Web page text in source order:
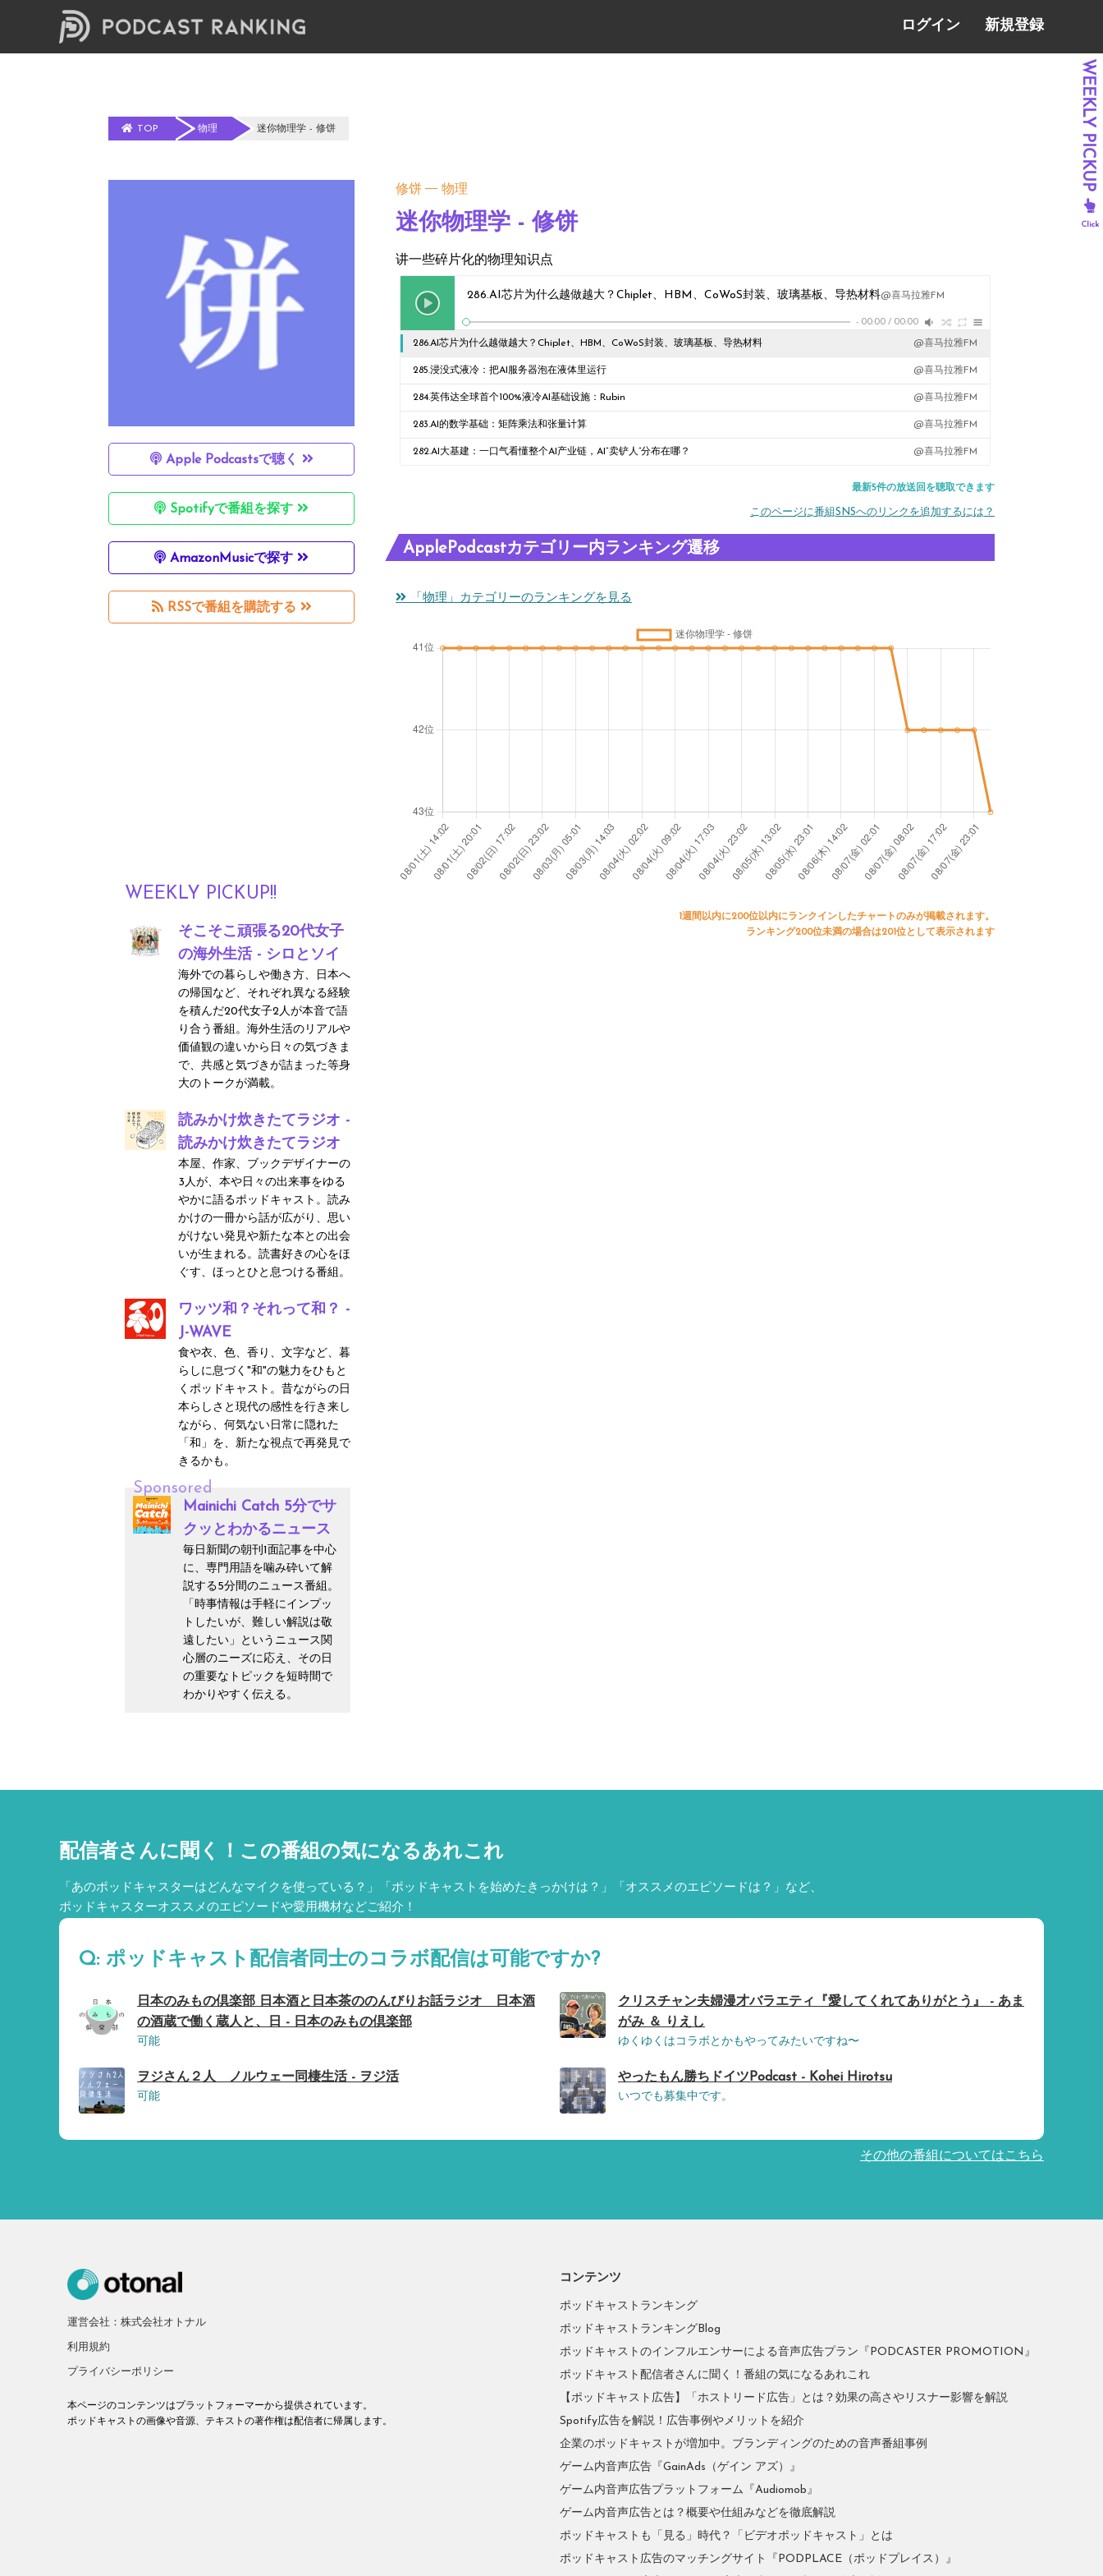
ログイン 新規登録
TOP 物理 迷你物理学 - 修饼
Apple Podcastsで聴く
Spotifyで番組を探す
AmazonMusicで探す
RSSで番組を購読する
WEEKLY PICKUP!!
そこそこ頑張る20代女子
の海外生活 - シロとソイ
海外での暮らしや働き方、日本へ
の帰国など、それぞれ異なる経験
を積んだ20代女子2人が本音で語
り合う番組。海外生活のリアルや
価値観の違いから日々の気づきま
で、共感と気づきが詰まった等身
大のトークが満載。
読みかけ炊きたてラジオ -
読みかけ炊きたてラジオ
本屋、作家、ブックデザイナーの
3人が、本や日々の出来事をゆる
やかに語るポッドキャスト。読み
かけの一冊から話が広がり、思い
がけない発見や新たな本との出会
いが生まれる。読書好きの心をほ
ぐす、ほっとひと息つける番組。
ワッツ和？それって和？ -
J-WAVE
食や衣、色、香り、文字など、暮
らしに息づく"和"の魅力をひもと
くポッドキャスト。昔ながらの日
本らしさと現代の感性を行き来し
ながら、何気ない日常に隠れた
「和」を、新たな視点で再発見で
きるかも。
Sponsored
Mainichi Catch 5分でサ
クッとわかるニュース
毎日新聞の朝刊1面記事を中心
に、専門用語を噛み砕いて解
説する5分間のニュース番組。
「時事情報は手軽にインプッ
トしたいが、難しい解説は敬
遠したい」というニュース関
心層のニーズに応え、その日
の重要なトピックを短時間で
わかりやすく伝える。
修饼 物理
迷你物理学 - 修饼
讲一些碎片化的物理知识点
286.AI芯片为什么越做越大？Chiplet、HBM、CoWoS封装、玻璃基板、导热材料@喜马拉雅FM
- 00:00 / 00:00
286.AI芯片为什么越做越大？Chiplet、HBM、CoWoS封装、玻璃基板、导热材料 @喜马拉雅FM
285.浸没式液冷：把AI服务器泡在液体里运行 @喜马拉雅FM
284.英伟达全球首个100%液冷AI基础设施：Rubin @喜马拉雅FM
283.AI的数学基础：矩阵乘法和张量计算 @喜马拉雅FM
282.AI大基建：一口气看懂整个AI产业链，AI“卖铲人”分布在哪？ @喜马拉雅FM
最新5件の放送回を聴取できます
このページに番組SNSへのリンクを追加するには？
ApplePodcastカテゴリー内ランキング遷移
「物理」カテゴリーのランキングを見る
1週間以内に200位以内にランクインしたチャートのみが掲載されます。
ランキング200位未満の場合は201位として表示されます
配信者さんに聞く！ この番組の気になるあれこれ
「あのポッドキャスターはどんなマイクを使っている？」「ポッドキャストを始めたきっかけは？」「オススメのエピソードは？」など、
ポッドキャスターオススメのエピソードや愛用機材などご紹介！
Q: ポッドキャスト配信者同士のコラボ配信は可能ですか?
日本のみもの倶楽部 日本酒と日本茶ののんびりお話ラジオ 日本酒
の酒蔵で働く蔵人と、日 - 日本のみもの倶楽部
可能
クリスチャン夫婦漫才バラエティ『愛してくれてありがとう』 - あま
がみ ＆ りえし
ゆくゆくはコラボとかもやってみたいですね〜
ヲジさん２人 ノルウェー同棲生活 - ヲジ活
可能
やったもん勝ちドイツPodcast - Kohei Hirotsu
いつでも募集中です。
その他の番組についてはこちら
運営会社：株式会社オトナル
利用規約
プライバシーポリシー
本ページのコンテンツはプラットフォーマーから提供されています。
ポッドキャストの画像や音源、テキストの著作権は配信者に帰属します。
コンテンツ
ポッドキャストランキング
ポッドキャストランキングBlog
ポッドキャストのインフルエンサーによる音声広告プラン『PODCASTER PROMOTION』
ポッドキャスト配信者さんに聞く！番組の気になるあれこれ
【ポッドキャスト広告】「ホストリード広告」とは？効果の高さやリスナー影響を解説
Spotify広告を解説！広告事例やメリットを紹介
企業のポッドキャストが増加中。ブランディングのための音声番組事例
ゲーム内音声広告『GainAds（ゲイン アズ）』
ゲーム内音声広告プラットフォーム『Audiomob』
ゲーム内音声広告とは？概要や仕組みなどを徹底解説
ポッドキャストも「見る」時代？「ビデオポッドキャスト」とは
ポッドキャスト広告のマッチングサイト『PODPLACE（ポッドプレイス）』